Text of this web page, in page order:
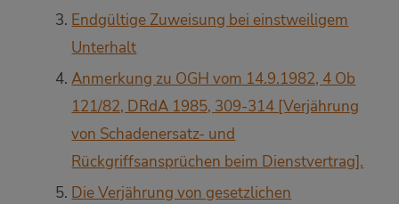
Endgültige Zuweisung bei einstweiligem
Unterhalt
Anmerkung zu OGH vom 14.9.1982, 4 Ob
121/82, DRdA 1985, 309-314 [Verjährung
von Schadenersatz- und
Rückgriffsansprüchen beim Dienstvertrag].
Die Verjährung von gesetzlichen